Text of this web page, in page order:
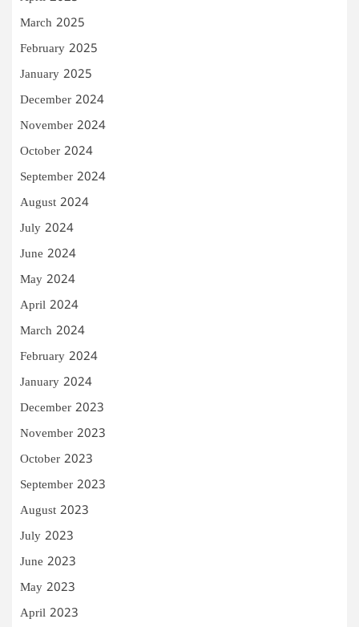
March 2025
February 2025
January 2025
December 2024
November 2024
October 2024
September 2024
August 2024
July 2024
June 2024
May 2024
April 2024
March 2024
February 2024
January 2024
December 2023
November 2023
October 2023
September 2023
August 2023
July 2023
June 2023
May 2023
April 2023